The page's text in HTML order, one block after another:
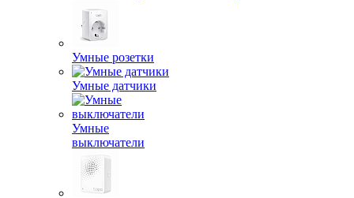
Умные розетки
Умные датчики
Умные
выключатели